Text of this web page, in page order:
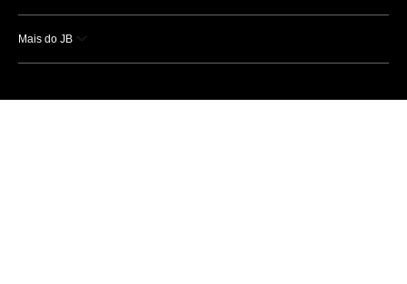
Mais do JB
Esportes